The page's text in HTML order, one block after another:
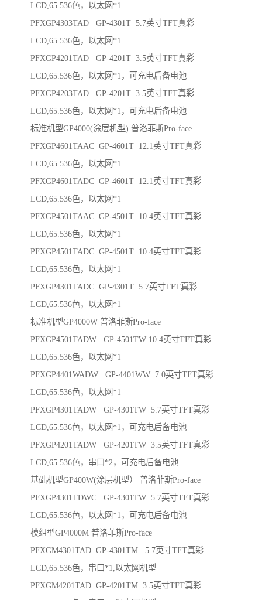
LCD,65.536色，以太网*1
PFXGP4303TAD GP-4301T 5.7英寸TFT真彩
LCD,65.536色，以太网*1
PFXGP4201TAD GP-4201T 3.5英寸TFT真彩
LCD,65.536色，以太网*1，可充电后备电池
PFXGP4203TAD GP-4201T 3.5英寸TFT真彩
LCD,65.536色，以太网*1，可充电后备电池
标准机型GP4000(涂层机型) 普洛菲斯Pro-face
PFXGP4601TAAC GP-4601T 12.1英寸TFT真彩
LCD,65.536色，以太网*1
PFXGP4601TADC GP-4601T 12.1英寸TFT真彩
LCD,65.536色，以太网*1
PFXGP4501TAAC GP-4501T 10.4英寸TFT真彩
LCD,65.536色，以太网*1
PFXGP4501TADC GP-4501T 10.4英寸TFT真彩
LCD,65.536色，以太网*1
PFXGP4301TADC GP-4301T 5.7英寸TFT真彩
LCD,65.536色，以太网*1
标准机型GP4000W 普洛菲斯Pro-face
PFXGP4501TADW GP-4501TW 10.4英寸TFT真彩
LCD,65.536色，以太网*1
PFXGP4401WADW GP-4401WW 7.0英寸TFT真彩
LCD,65.536色，以太网*1
PFXGP4301TADW GP-4301TW 5.7英寸TFT真彩
LCD,65.536色，以太网*1，可充电后备电池
PFXGP4201TADW GP-4201TW 3.5英寸TFT真彩
LCD,65.536色，串口*2，可充电后备电池
基础机型GP400W(涂层机型） 普洛菲斯Pro-face
PFXGP4301TDWC GP-4301TW 5.7英寸TFT真彩
LCD,65.536色，以太网*1，可充电后备电池
模组型GP4000M 普洛菲斯Pro-face
PFXGM4301TAD GP-4301TM 5.7英寸TFT真彩
LCD,65.536色，串口*1,以太网机型
PFXGM4201TAD GP-4201TM 3.5英寸TFT真彩